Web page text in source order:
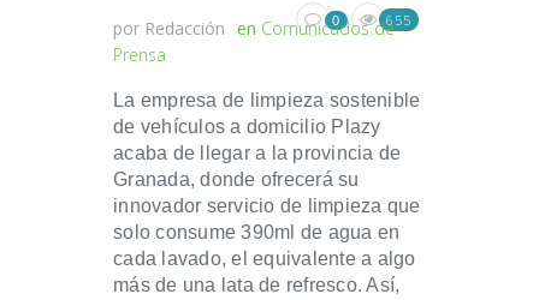
por Redacción en Comunicados de
Prensa
0 655
La empresa de limpieza sostenible
de vehículos a domicilio Plazy
acaba de llegar a la provincia de
Granada, donde ofrecerá su
innovador servicio de limpieza que
solo consume 390ml de agua en
cada lavado, el equivalente a algo
más de una lata de refresco. Así,